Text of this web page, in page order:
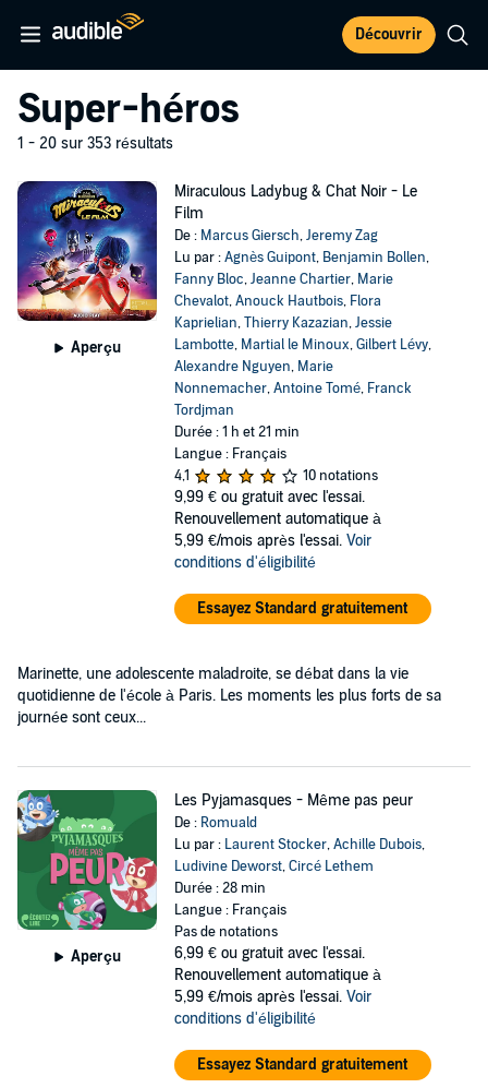
Découvrir
Super-héros
1 - 20 sur 353 résultats
Aperçu
Miraculous Ladybug & Chat Noir - Le
Film
De : Marcus Giersch,Jeremy Zag
Lu par :Agnès Guipont, Benjamin Bollen,
Fanny Bloc,Jeanne Chartier, Marie
Chevalot,Anouck Hautbois, Flora
Kaprielian,Thierry Kazazian,Jessie
Lambotte, Martial le Minoux,Gilbert Lévy,
Alexandre Nguyen, Marie
Nonnemacher,Antoine Tomé, Franck
Tordjman
Durée : 1 h et 21 min
Langue : Français
4,1
10 notations
9,99 € ou gratuit avec l'essai.
Renouvellement automatique à
5,99 €/mois après l'essai. Voir
conditions d'éligibilité
Essayez Standard gratuitement
Marinette, une adolescente maladroite, se débat dans la vie
quotidienne de l'école à Paris. Les moments les plus forts de sa
journée sont ceux...
Aperçu
Les Pyjamasques - Même pas peur
De : Romuald
Lu par : Laurent Stocker,Achille Dubois,
Ludivine Deworst,Circé Lethem
Durée : 28 min
Langue : Français
Pas de notations
6,99 € ou gratuit avec l'essai.
Renouvellement automatique à
5,99 €/mois après l'essai. Voir
conditions d'éligibilité
Essayez Standard gratuitement